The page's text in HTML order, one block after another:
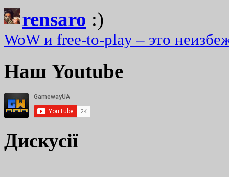
rensaro :)
WoW и free-to-play – это
Наш Youtube
Дискусії